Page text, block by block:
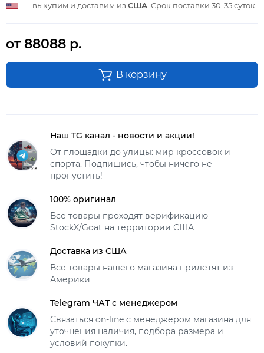
— выкупим и доставим из США . Срок поставки 30-35 суток
от 88088 р.
В корзину
Наш TG канал - новости и акции!
От площадки до улицы: мир кроссовок и
спорта. Подпишись, чтобы ничего не
пропустить!
100% оригинал
Все товары проходят верификацию
StockX/Goat на территории США
Доставка из США
Все товары нашего магазина прилетят из
Америки
Telegram ЧАТ с менеджером
Связаться on-line с менеджером магазина для
уточнения наличия, подбора размера и
условий покупки.